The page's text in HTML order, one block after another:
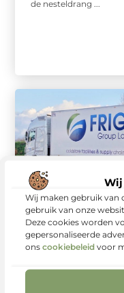
Wij
Wij maken gebruik van
gebruik van onze
Deze cookies worden
gepersonaliseerde
ons cookiebeleid voor
de nesteldrang ...
Dienstverlening
Frigo
Frigo Group is een